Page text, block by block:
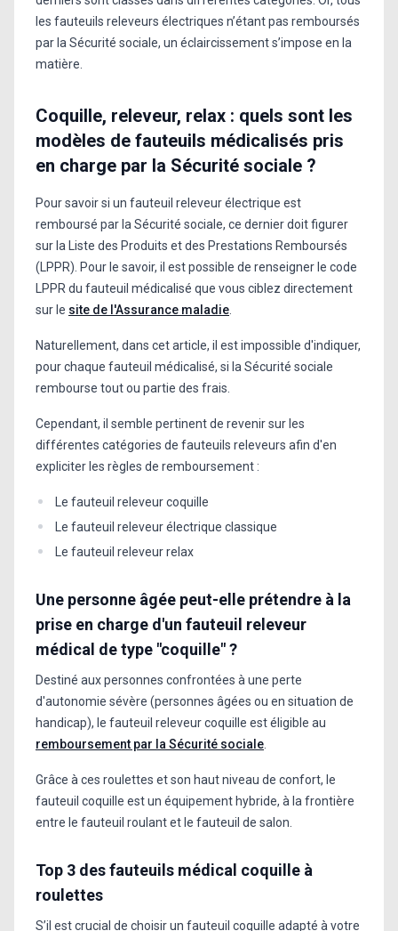
les fauteuils releveurs électriques n’étant pas remboursés
par la Sécurité sociale, un éclaircissement s’impose en la
matière.
Coquille, releveur, relax : quels sont les
modèles de fauteuils médicalisés pris
en charge par la Sécurité sociale ?
Pour savoir si un fauteuil releveur électrique est
remboursé par la Sécurité sociale, ce dernier doit figurer
sur la Liste des Produits et des Prestations Remboursés
(LPPR). Pour le savoir, il est possible de renseigner le code
LPPR du fauteuil médicalisé que vous ciblez directement
sur le site de l'Assurance maladie
Naturellement, dans cet article, il est impossible d'indiquer,
pour chaque fauteuil médicalisé, si la Sécurité sociale
rembourse tout ou partie des frais.
Cependant, il semble pertinent de revenir sur les
différentes catégories de fauteuils releveurs afin d'en
expliciter les règles de remboursement :
Le fauteuil releveur coquille
Le fauteuil releveur électrique classique
Le fauteuil releveur relax
Une personne âgée peut-elle prétendre à la
prise en charge d'un fauteuil releveur
médical de type "coquille" ?
Destiné aux personnes confrontées à une perte
d'autonomie sévère (personnes âgées ou en situation de
handicap), le fauteuil releveur coquille est éligible au
remboursement par la Sécurité sociale
Grâce à ces roulettes et son haut niveau de confort, le
fauteuil coquille est un équipement hybride, à la frontière
entre le fauteuil roulant et le fauteuil de salon.
Top 3 des fauteuils médical coquille à
roulettes
S’il est crucial de choisir un fauteuil coquille adapté à votre